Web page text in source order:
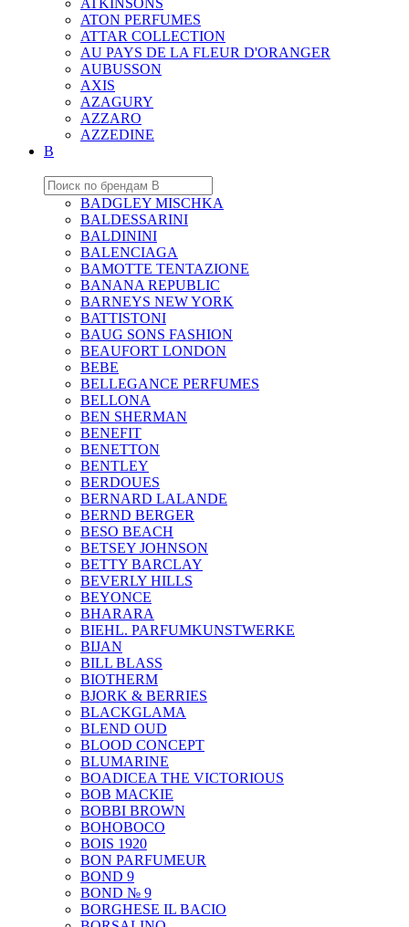
ATKINSONS
ATON PERFUMES
ATTAR COLLECTION
AU PAYS DE LA FLEUR D'ORANGER
AUBUSSON
AXIS
AZAGURY
AZZARO
AZZEDINE
B
BADGLEY MISCHKA
BALDESSARINI
BALDININI
BALENCIAGA
BAMOTTE TENTAZIONE
BANANA REPUBLIC
BARNEYS NEW YORK
BATTISTONI
BAUG SONS FASHION
BEAUFORT LONDON
BEBE
BELLEGANCE PERFUMES
BELLONA
BEN SHERMAN
BENEFIT
BENETTON
BENTLEY
BERDOUES
BERNARD LALANDE
BERND BERGER
BESO BEACH
BETSEY JOHNSON
BETTY BARCLAY
BEVERLY HILLS
BEYONCE
BHARARA
BIEHL. PARFUMKUNSTWERKE
BIJAN
BILL BLASS
BIOTHERM
BJORK & BERRIES
BLACKGLAMA
BLEND OUD
BLOOD CONCEPT
BLUMARINE
BOADICEA THE VICTORIOUS
BOB MACKIE
BOBBI BROWN
BOHOBOCO
BOIS 1920
BON PARFUMEUR
BOND 9
BOND № 9
BORGHESE IL BACIO